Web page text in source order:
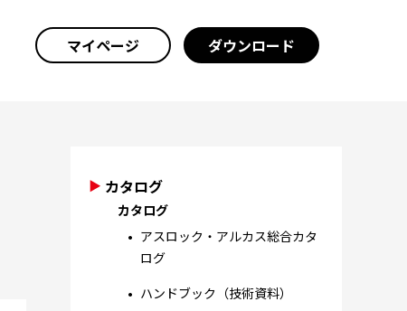
マイページ ダウンロード
カタログ
カタログ
アスロック・アルカス総合カタ
ログ
ハンドブック（技術資料）